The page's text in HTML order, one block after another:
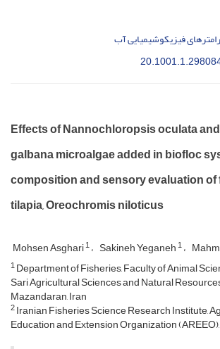
فیزیکوشیمیایی آب
Effects of Nannochloropsis oculata
galbana microalgae added in biofloc
composition and sensory evaluation of
tilapia, Oreochromis niloticus
Mohsen Asghari1 Sakineh Yeganeh1
1Department of Fisheries, Faculty of Animal
Sari Agricultural Sciences and Natural
Mazandaran, Iran
2Iranian Fisheries Science Research Institute,
Education and Extension Organization